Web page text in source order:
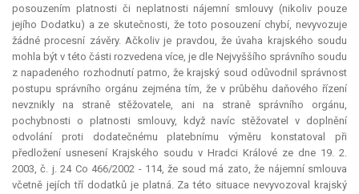
posouzením platnosti či neplatnosti nájemní smlouvy (nikoliv pouze
jejího Dodatku) a ze skutečnosti, že toto posouzení chybí, nevyvozuje
žádné procesní závěry. Ačkoliv je pravdou, že úvaha krajského soudu
mohla být v této části rozvedena více, je dle Nejvyššího správního soudu
z napadeného rozhodnutí patrno, že krajský soud odůvodnil správnost
postupu správního orgánu zejména tím, že v průběhu daňového řízení
nevznikly na straně stěžovatele, ani na straně správního orgánu,
pochybnosti o platnosti smlouvy, když navíc stěžovatel v doplnění
odvolání proti dodatečnému platebnímu výměru konstatoval při
předložení usnesení Krajského soudu v Hradci Králové ze dne 19. 2.
2003, č. j. 24 Co 466/2002 - 114, že soud má zato, že nájemní smlouva
včetně jejích tří dodatků je platná. Za této situace nevyvozoval krajský